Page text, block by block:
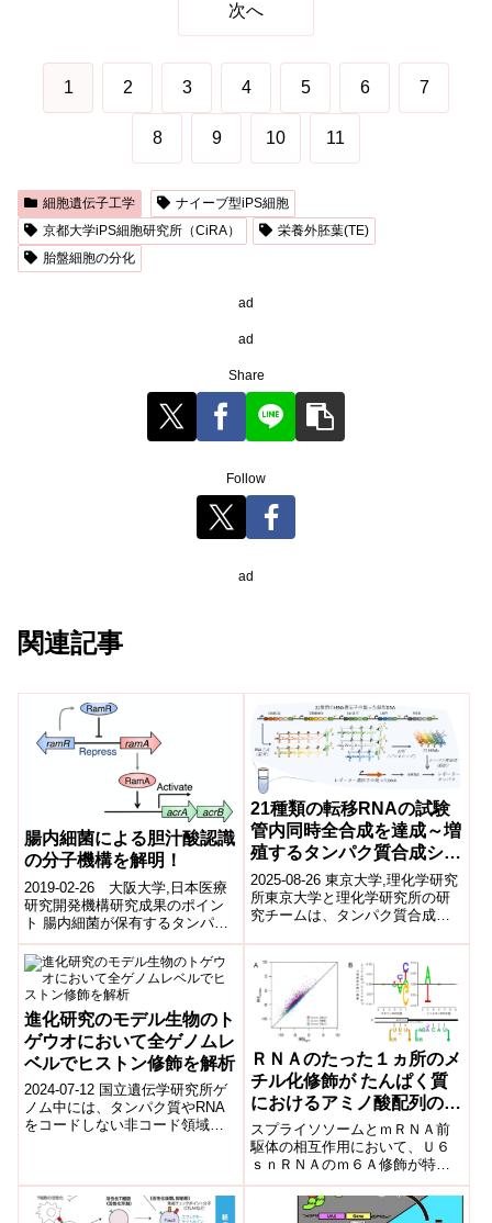
次へ
1 2 3 4 5 6 7
8 9 10 11
細胞遺伝子工学
ナイーブ型iPS細胞
京都大学iPS細胞研究所（CiRA）
栄養外胚葉(TE)
胎盤細胞の分化
ad
ad
Share
Follow
ad
関連記事
腸内細菌による胆汁酸認識
の分子機構を解明！
2019-02-26 大阪大学,日本医療
研究開発機構研究成果のポイン
ト 腸内細菌が保有するタンパク
質が胆汁酸を認識する分子機構
を構造レベルで明らかにした。
腸内...
21種類の転移RNAの試験
管内同時全合成を達成～増
殖するタンパク質合成シス
テムの構築へ大きく前進～
2025-08-26 東京大学,理化学研究
所東京大学と理化学研究所の研
究チームは、タンパク質合成に
RNA(tRNA)を、試験管内で一括
合成...
進化研究のモデル生物のト
ゲウオにおいて全ゲノムレ
ベルでヒストン修飾を解析
2024-07-12 国立遺伝学研究所ゲ
ノム中には、タンパク質やRNA
をコードしない非コード領域が
ＲＮＡのたった１ヵ所のメ
チル化修飾が たんぱく質
におけるアミノ酸配列の多
様性を生み出す
スプライソソームとｍＲＮＡ前
駆体の相互作用において、Ｕ６
ｓｎＲＮＡのｍ６Ａ修飾が特定
の塩基配列を持つイントロンと
の結合を安定化することで、ス
プライシングの効率を上げる仕